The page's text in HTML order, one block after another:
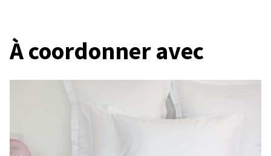
À coordonner avec